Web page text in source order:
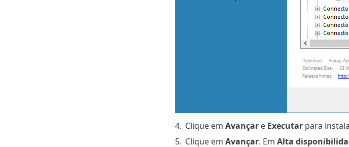
4. Clique em Avançare Executarpara
5. Clique em Avançar. Em Alta